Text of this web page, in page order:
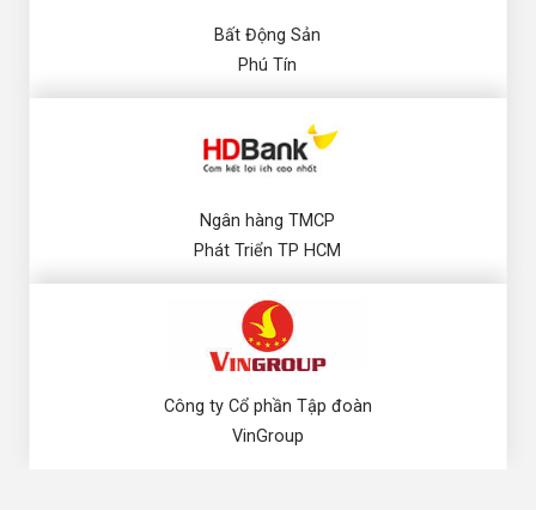
Bất Động Sản
Phú Tín
Ngân hàng TMCP
Phát Triển TP HCM
Công ty Cổ phần Tập đoàn
VinGroup